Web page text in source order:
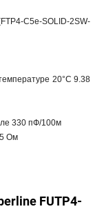
C5e-SOLID-2SW-
20°С 9.38
330 пФ/100м
Ом
FUTP4-